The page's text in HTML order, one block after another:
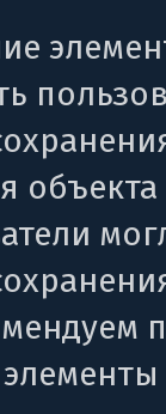
объекта